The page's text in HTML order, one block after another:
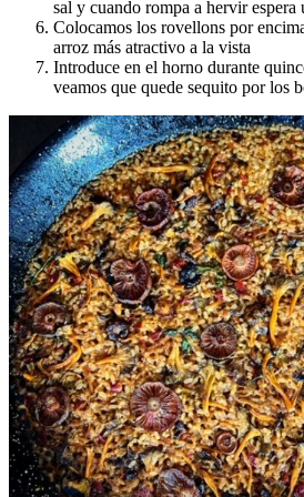
sal y cuando rompa a hervir
Colocamos los rovellons por
arroz más atractivo a la vista
Introduce en el horno durante
veamos que quede sequito por los